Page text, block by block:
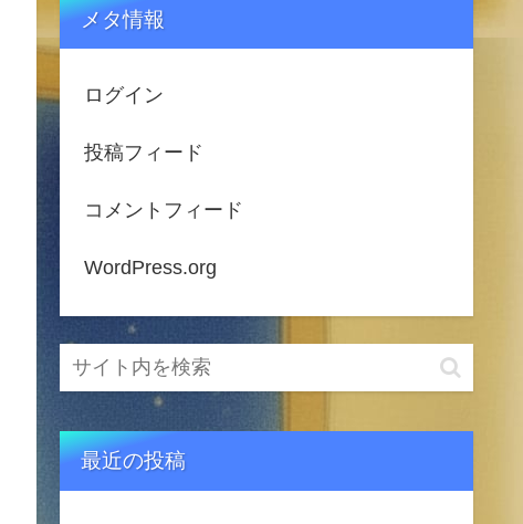
メタ情報
ログイン
投稿フィード
コメントフィード
WordPress.org
最近の投稿